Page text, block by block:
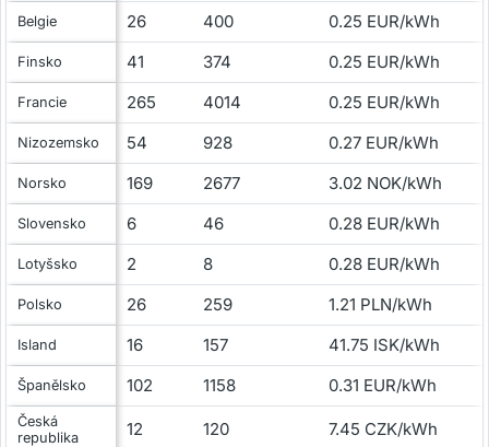
Belgie 26 400 0.25 EUR/kWh
Finsko 41 374 0.25 EUR/kWh
Francie 265 4014 0.25 EUR/kWh
Nizozemsko 54 928 0.27 EUR/kWh
Norsko 169 2677 3.02 NOK/kWh
Slovensko 6 46 0.28 EUR/kWh
Lotyšsko 2 8 0.28 EUR/kWh
Polsko 26 259 1.21 PLN/kWh
Island 16 157 41.75 ISK/kWh
Španělsko 102 1158 0.31 EUR/kWh
Česká
republika
12 120 7.45 CZK/kWh